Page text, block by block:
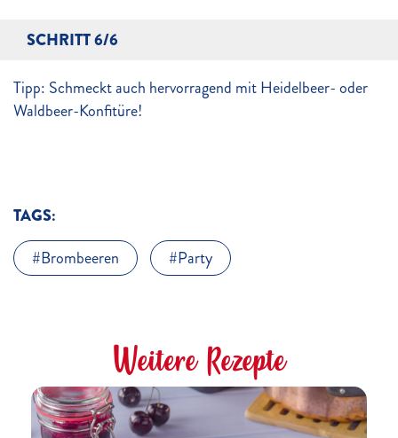
SCHRITT 6/6
Tipp: Schmeckt auch hervorragend mit Heidelbeer- oder
Waldbeer-Konfitüre!
TAGS:
Brombeeren
Party
Weitere Rezepte